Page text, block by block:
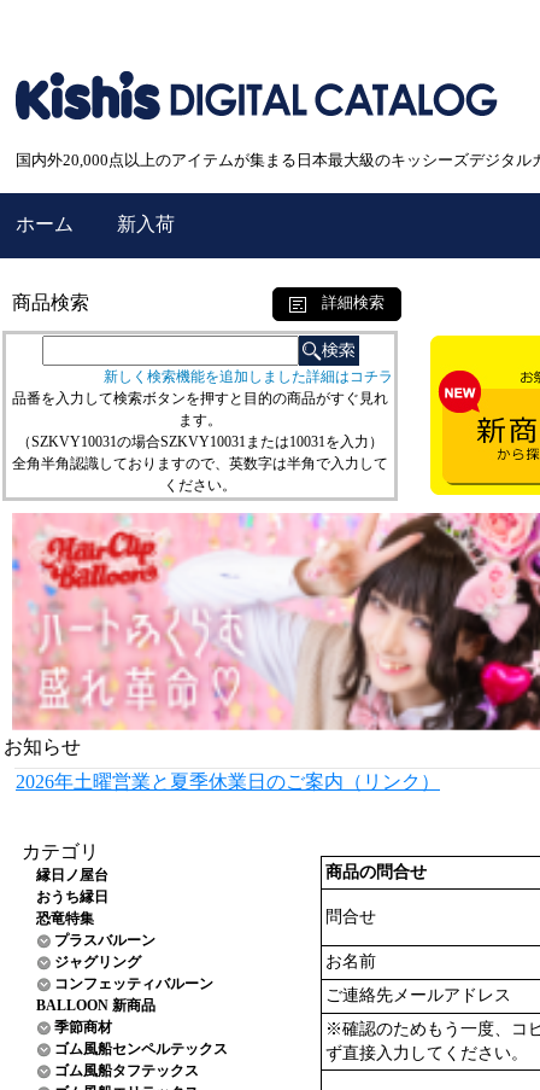
国内外20,000点以上のアイテムが集まる日本最大級のキッシーズデジタル
ホーム 新入荷
商品検索 詳細検索
新しく検索機能を追加しました詳細はコチラ
品番を入力して検索ボタンを押すと目的の商品がすぐ見れ
ます。
（SZKVY10031の場合SZKVY10031または10031を入力）
全角半角認識しておりますので、英数字は半角で入力して
ください。
お知らせ
2026年土曜営業と夏季休業日のご案内（リンク）
カテゴリ
縁日ノ屋台
おうち縁日
恐竜特集
プラスバルーン
ジャグリング
コンフェッティバルーン
BALLOON 新商品
季節商材
ゴム風船センペルテックス
ゴム風船タフテックス
商品の問合せ
問合せ
お名前
ご連絡先メールアドレス
※確認のためもう一度、コ
ず直接入力してください。